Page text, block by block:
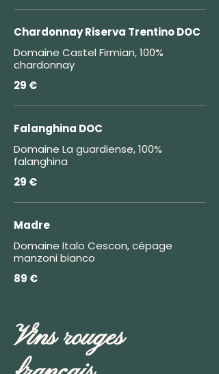
Chardonnay Riserva Trentino DOC
Domaine Castel Firmian, 100%
chardonnay
29 €
Falanghina DOC
Domaine La guardiense, 100%
falanghina
29 €
Madre
Domaine Italo Cescon, cépage
manzoni bianco
89 €
Vins rouges